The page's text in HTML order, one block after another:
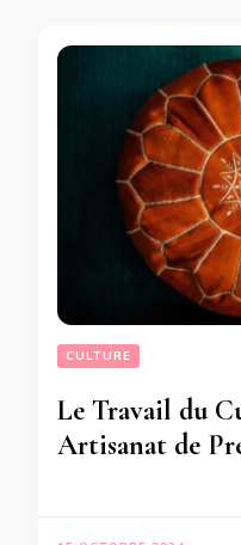
CULTURE
Le Travail du
Artisanat de